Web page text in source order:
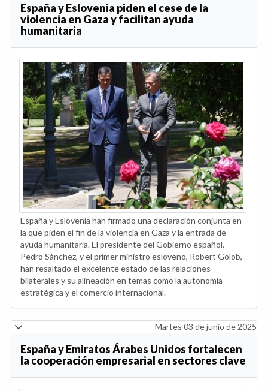
España y Eslovenia piden el cese de la
violencia en Gaza y facilitan ayuda
humanitaria
España y Eslovenia han firmado una declaración conjunta en
la que piden el fin de la violencia en Gaza y la entrada de
ayuda humanitaria. El presidente del Gobierno español,
Pedro Sánchez, y el primer ministro esloveno, Robert Golob,
han resaltado el excelente estado de las relaciones
bilaterales y su alineación en temas como la autonomía
estratégica y el comercio internacional.
Martes 03 de junio de 2025
España y Emiratos Árabes Unidos fortalecen
la cooperación empresarial en sectores clave